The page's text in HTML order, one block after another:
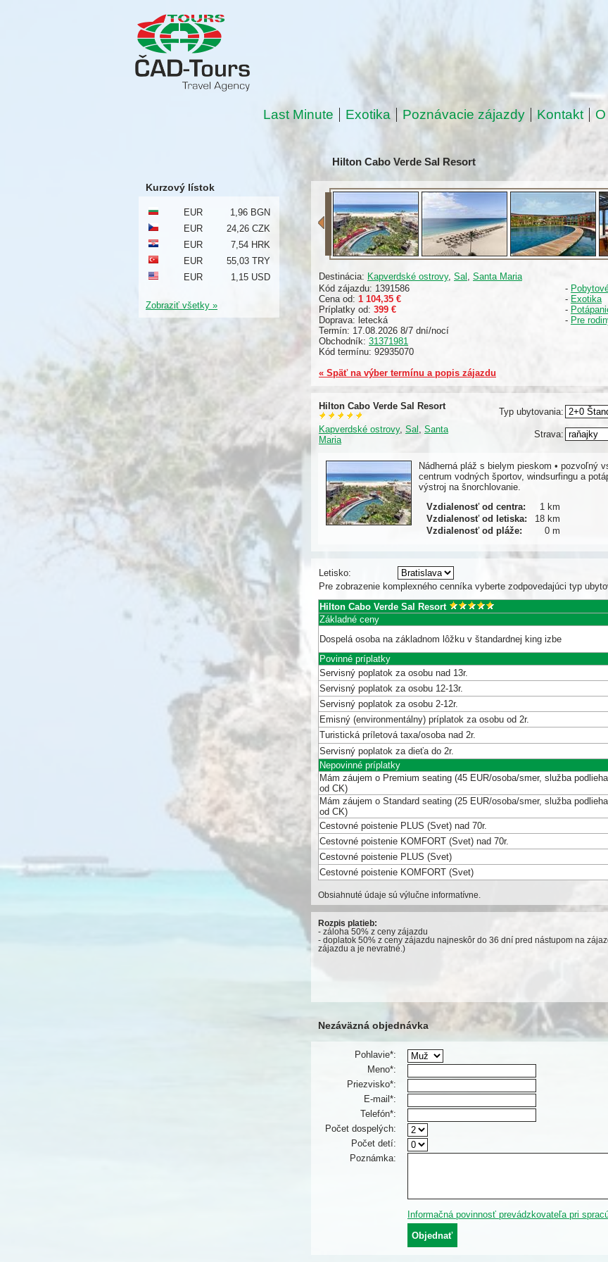
Last Minute Exotika Poznávacie zájazdy Kontakt
Hilton Cabo Verde Sal Resort
Destinácia: Kapverdské ostrovy, Sal , Santa Maria
Kód zájazdu: 1391586
Cena od: 1 104,35 €
Príplatky od: 399 €
Doprava: letecká
Termín: 17.08.2026 8/7 dní/nocí
Obchodník: 31371981
Kód termínu: 92935070
« Späť na výber termínu a popis zájazdu
-
- Exotika
-
- Pre
Hilton Cabo Verde Sal Resort
Typ ubytovania:
Kapverdské ostrovy, Sal , Santa
Maria
Strava:
Nádherná pláž s bielym pieskom • pozvoľný
centrum vodných športov, windsurfingu a
výstroj na šnorchlovanie.
Vzdialenosť od centra:
1 km
Vzdialenosť od letiska:
18 km
Vzdialenosť od pláže:
0 m
Letisko:
Pre zobrazenie komplexného cenníka vyberte zodpovedajúci typ
Hilton Cabo Verde Sal Resort
Základné ceny
Dospelá osoba na základnom lôžku v štandardnej king izbe
Povinné príplatky
Servisný poplatok za osobu nad 13r.
Servisný poplatok za osobu 12-13r.
Servisný poplatok za osobu 2-12r.
Emisný (environmentálny) príplatok za osobu od 2r.
Turistická príletová taxa/osoba nad 2r.
Servisný poplatok za dieťa do 2r.
Nepovinné príplatky
Mám záujem o Premium seating (45 EUR/osoba/smer, služba
od CK)
Mám záujem o Standard seating (25 EUR/osoba/smer, služba
od CK)
Cestovné poistenie PLUS (Svet) nad 70r.
Cestovné poistenie KOMFORT (Svet) nad 70r.
Cestovné poistenie PLUS (Svet)
Cestovné poistenie KOMFORT (Svet)
Obsiahnuté údaje sú výlučne informatívne.
Rozpis platieb:
- záloha 50% z ceny zájazdu
- doplatok 50% z ceny zájazdu najneskôr do 36 dní pred nástupom na
zájazdu a je nevratné.)
Nezáväzná objednávka
Pohlavie*:
Meno*:
Priezvisko*:
E-mail*:
Telefón*:
Počet dospelých:
Počet detí:
Poznámka:
Informačná povinnosť prevádzkovateľa pri
Kurzový lístok
EUR
1,96 BGN
EUR
24,26 CZK
EUR
7,54 HRK
EUR
55,03 TRY
EUR
1,15 USD
Zobraziť všetky »